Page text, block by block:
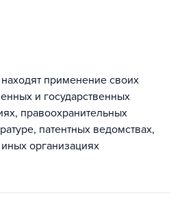
применение своих
и государственных
правоохранительных
патентных ведомствах,
организациях